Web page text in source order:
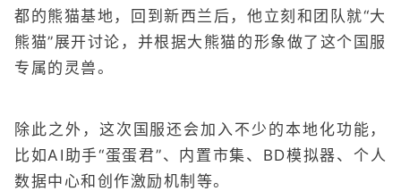
都的熊猫基地，回到新西兰后，他立刻和团队就“大
熊猫”展开讨论，并根据大熊猫的形象做了这个国服
专属的灵兽。
除此之外，这次国服还会加入不少的本地化功能，
比如AI助手“蛋蛋君”、内置市集、BD模拟器、个人
数据中心和创作激励机制等。